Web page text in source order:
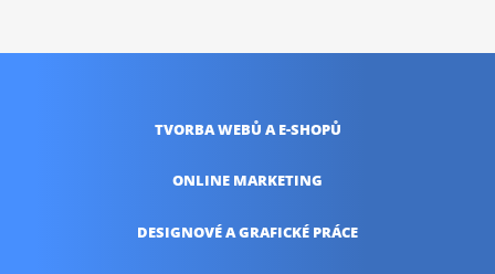
TVORBA WEBŮ A E-SHOPŮ
ONLINE MARKETING
DESIGNOVÉ AGRAFICKÉ PRÁCE